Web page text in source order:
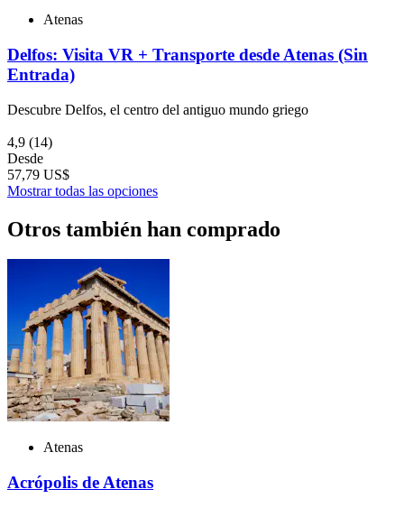
Atenas
Delfos: Visita VR + Transporte desde Atenas (Sin
Entrada)
Descubre Delfos, el centro del antiguo mundo griego
4,9 (14)
Desde
57,79 US$
Mostrar todas las opciones
Otros también han comprado
Atenas
Acrópolis de Atenas